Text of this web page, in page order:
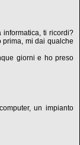
ti ricordi?
prima, mi dai qualche
giorni e ho preso
un impianto